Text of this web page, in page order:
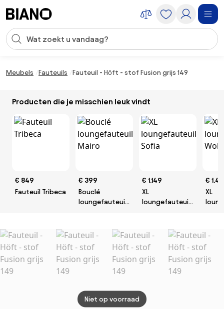
Zoekopdracht invoeren
Meubels Fauteuils Fauteuil - Höft - stof Fusion grijs 149
Producten die je misschien leuk vindt
€ 849
Fauteuil Tribeca
€ 399
Bouclé
loungefauteuil
€ 1.149
XL
loungefauteuil
€
XL
Niet op voorraad